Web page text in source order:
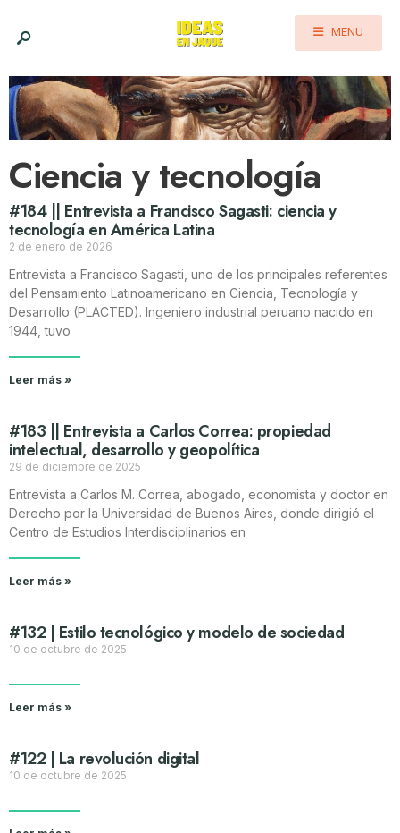
MENU
Ciencia y tecnología
#184 || Entrevista a Francisco Sagasti: ciencia y
tecnología en América Latina
2 de enero de 2026
Entrevista a Francisco Sagasti, uno de los principales referentes
del Pensamiento Latinoamericano en Ciencia, Tecnología y
Desarrollo (PLACTED). Ingeniero industrial peruano nacido en
1944, tuvo
Leer más »
#183 || Entrevista a Carlos Correa: propiedad
intelectual, desarrollo y geopolítica
29 de diciembre de 2025
Entrevista a Carlos M. Correa, abogado, economista y doctor en
Derecho por la Universidad de Buenos Aires, donde dirigió el
Centro de Estudios Interdisciplinarios en
Leer más »
#132 | Estilo tecnológico y modelo de sociedad
10 de octubre de 2025
Leer más »
#122 | La revolución digital
10 de octubre de 2025